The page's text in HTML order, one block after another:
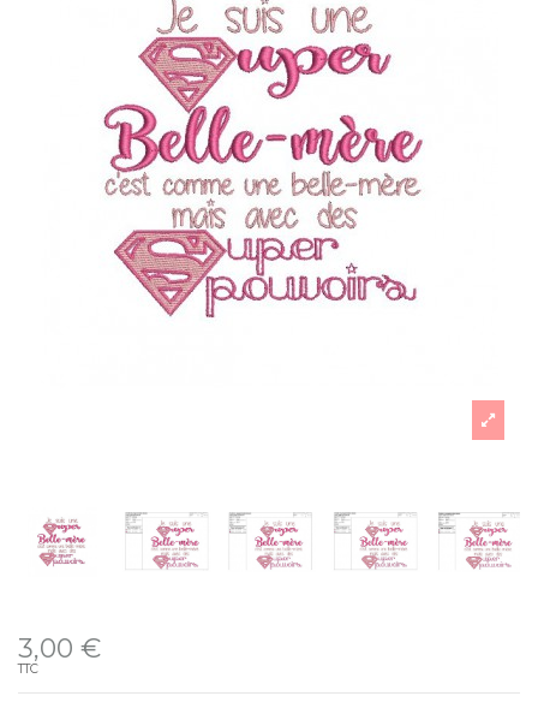
3,00 €
TTC